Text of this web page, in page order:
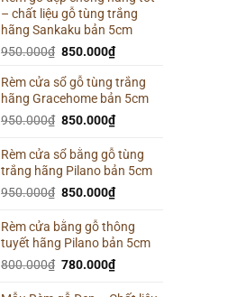
– chất liệu gỗ tùng trắng
hãng Sankaku bản 5cm
950.000₫ Giá
là:
950.000₫.
850.000₫Giá
tại
là:
850.000₫.
Rèm cửa sổ gỗ tùng trắng
hãng Gracehome bản 5cm
950.000₫ Giá
là:
950.000₫.
850.000₫Giá
tại
là:
850.000₫.
Rèm cửa sổ bằng gỗ tùng
trắng hãng Pilano bản 5cm
950.000₫ Giá
là:
950.000₫.
850.000₫Giá
tại
là:
850.000₫.
Rèm cửa bằng gỗ thông
tuyết hãng Pilano bản 5cm
800.000₫ Giá
780.000₫Giá